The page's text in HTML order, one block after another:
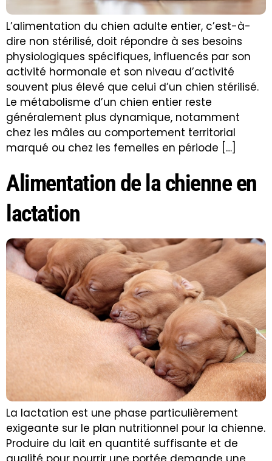
L’alimentation du chien adulte entier, c’est-à-
dire non stérilisé, doit répondre à ses besoins
physiologiques spécifiques, influencés par son
activité hormonale et son niveau d’activité
souvent plus élevé que celui d’un chien stérilisé.
Le métabolisme d’un chien entier reste
généralement plus dynamique, notamment
chez les mâles au comportement territorial
marqué ou chez les femelles en période […]
Alimentation de la chienne en
lactation
La lactation est une phase particulièrement
exigeante sur le plan nutritionnel pour la chienne.
Produire du lait en quantité suffisante et de